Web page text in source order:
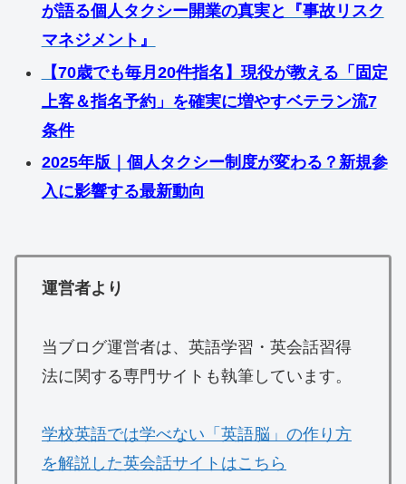
が語る個人タクシー開業の真実と『事故リスク
マネジメント』
【70歳でも毎月20件指名】現役が教える「固定
上客＆指名予約」を確実に増やすベテラン流7
条件
2025年版｜個人タクシー制度が変わる？新規参
入に影響する最新動向
運営者より
当ブログ運営者は、英語学習・英会話習得
法に関する専門サイトも執筆しています。
学校英語では学べない「英語脳」の作り方
を解説した英会話サイトはこちら